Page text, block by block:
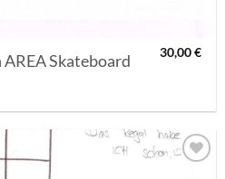
Skateboard 30,00€